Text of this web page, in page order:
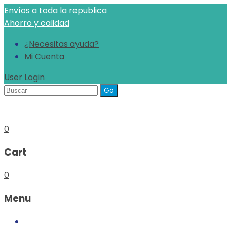
Envíos a toda la republica
Ahorro y calidad
¿Necesitas ayuda?
Mi Cuenta
User Login
Buscar
0
Cart
0
Menu